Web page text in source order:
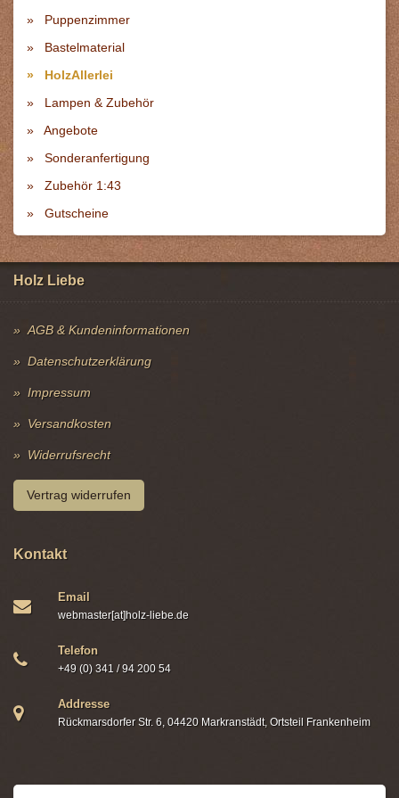
Puppenzimmer
Bastelmaterial
HolzAllerlei
Lampen & Zubehör
Angebote
Sonderanfertigung
Zubehör 1:43
Gutscheine
Holz Liebe
AGB & Kundeninformationen
Datenschutzerklärung
Impressum
Versandkosten
Widerrufsrecht
Vertrag widerrufen
Kontakt
Email
webmaster[at]holz-liebe.de
Telefon
+49 (0) 341 / 94 200 54
Addresse
Rückmarsdorfer Str. 6, 04420 Markranstädt, Ortsteil Frankenheim